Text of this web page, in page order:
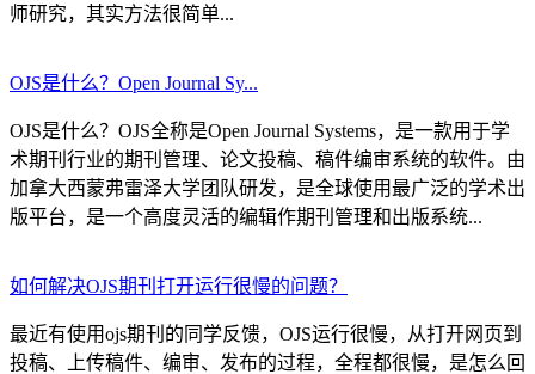
师研究，其实方法很简单...
OJS是什么？Open Journal Sy...
OJS是什么？OJS全称是Open Journal Systems，是一款用于学
术期刊行业的期刊管理、论文投稿、稿件编审系统的软件。由
加拿大西蒙弗雷泽大学团队研发，是全球使用最广泛的学术出
版平台，是一个高度灵活的编辑作期刊管理和出版系统...
如何解决OJS期刊打开运行很慢的问题？
最近有使用ojs期刊的同学反馈，OJS运行很慢，从打开网页到
投稿、上传稿件、编审、发布的过程，全程都很慢，是怎么回